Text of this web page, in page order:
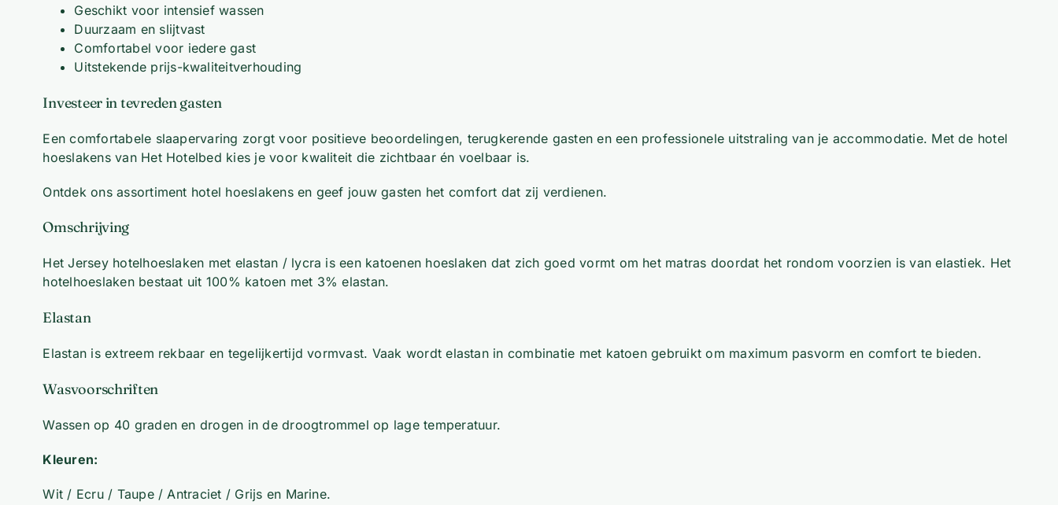
Geschikt voor intensief wassen
Duurzaam en slijtvast
Comfortabel voor iedere gast
Uitstekende prijs-kwaliteitverhouding
Investeer in tevreden gasten
Een comfortabele slaapervaring zorgt voor positieve beoordelingen, terugkerende gasten en een professionele uitstraling van je accommodatie. Met de hotel
hoeslakens van Het Hotelbed kies je voor kwaliteit die zichtbaar én voelbaar is.
Ontdek ons assortiment hotel hoeslakens en geef jouw gasten het comfort dat zij verdienen.
Omschrijving
Het Jersey hotelhoeslaken met elastan / lycra is een katoenen hoeslaken dat zich goed vormt om het matras doordat het rondom voorzien is van elastiek. Het
hotelhoeslaken bestaat uit 100% katoen met 3% elastan.
Elastan
Elastan is extreem rekbaar en tegelijkertijd vormvast. Vaak wordt elastan in combinatie met katoen gebruikt om maximum pasvorm en comfort te bieden.
Wasvoorschriften
Wassen op 40 graden en drogen in de droogtrommel op lage temperatuur.
Kleuren:
Wit / Ecru / Taupe / Antraciet / Grijs en Marine.